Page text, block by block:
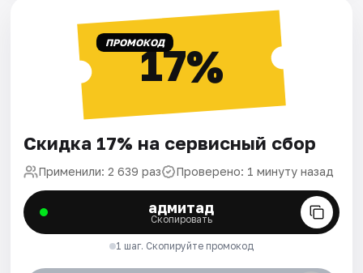
ПРОМОКОД17%
Скидка 17% на сервисный сбор
Применили: 2 639 раз Проверено: 1 минуту назад
адмитад
Скопировать
1 шаг. Скопируйте промокод